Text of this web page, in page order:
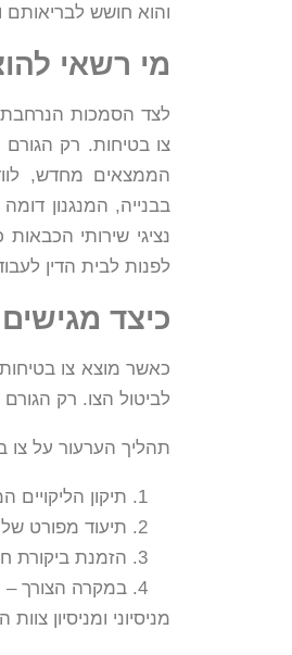
והוא חושש
מי רשאי
לצד הסמכות הנרחבת
צו בטיחות. רק
הממצאים מחדש,
בבנייה, המנגנון
נציגי שירותי
לפנות לבית הדין
כיצד
כאשר מוצא צו
לביטול הצו. רק
תהליך הערעור על צו
תיקון הליקויים
תיעוד מפורט של
הזמנת ביקורת
במקרה הצורך
מניסיוני ומניסיון